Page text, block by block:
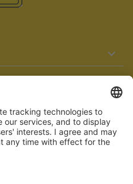
barrierefrei zu gestalten.
derzeit jedoch noch nicht
Barrieren stoßen oder Hilfe
unter service[at]knutzen.de.